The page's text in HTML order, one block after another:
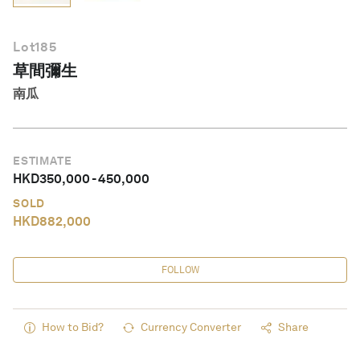
Lot185
草間彌生
南瓜
ESTIMATE
HKD350,000-450,000
SOLD
HKD882,000
FOLLOW
How to Bid? Currency Converter Share